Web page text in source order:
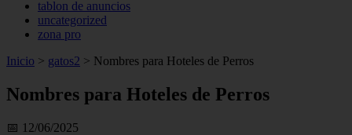
tablon de anuncios
uncategorized
zona pro
Inicio > gatos2 > Nombres para Hoteles de Perros
Nombres para Hoteles de Perros
📅 12/06/2025